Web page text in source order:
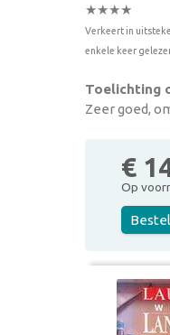
★★★★
Verkeert in
enkele keer
Toelichting
Zeer goed,
€
Op